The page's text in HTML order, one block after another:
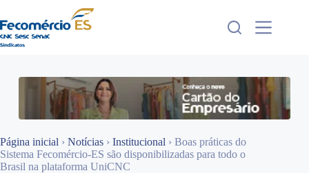
para
o
conteúdo
Página inicial › Notícias › Institucional › Boas práticas do
Sistema Fecomércio-ES são disponibilizadas para todo o
Brasil na plataforma UniCNC